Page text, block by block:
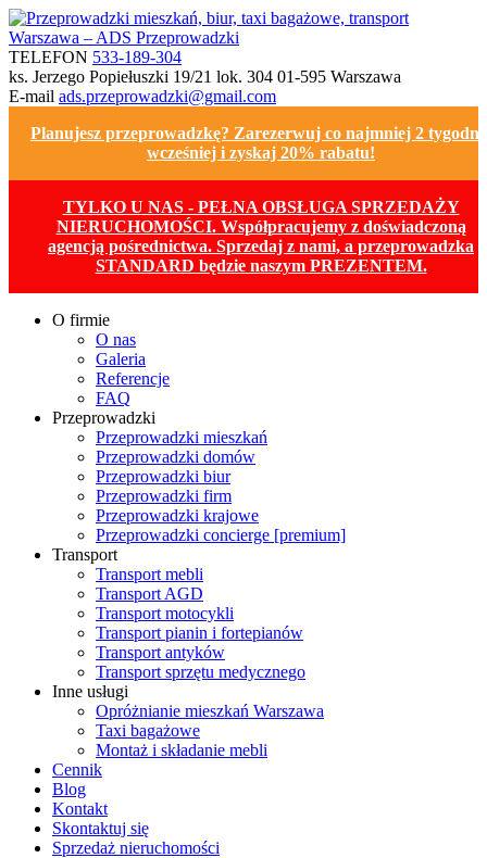
TELEFON 533-189-304
ks. Jerzego Popiełuszki 19/21 lok. 304 01-595 Warszawa
E-mail ads.przeprowadzki@gmail.com
Planujesz przeprowadzkę? Zarezerwuj co najmniej 2
wcześniej i zyskaj 20% rabatu!
TYLKO U NAS - PEŁNA OBSŁUGA SPRZEDAŻY
NIERUCHOMOŚCI. Współpracujemy z doświadczoną
agencją pośrednictwa. Sprzedaj z nami, a przeprowadzka
STANDARD będzie naszym PREZENTEM.
O firmie
O nas
Galeria
Referencje
FAQ
Przeprowadzki
Przeprowadzki mieszkań
Przeprowadzki domów
Przeprowadzki biur
Przeprowadzki firm
Przeprowadzki krajowe
Przeprowadzki concierge [premium]
Transport
Transport mebli
Transport AGD
Transport motocykli
Transport pianin i fortepianów
Transport antyków
Transport sprzętu medycznego
Inne usługi
Opróżnianie mieszkań Warszawa
Taxi bagażowe
Montaż i składanie mebli
Cennik
Blog
Kontakt
Skontaktuj się
Sprzedaż nieruchomości